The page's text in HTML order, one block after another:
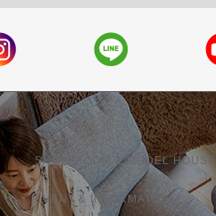
SHOW ROOM & MODEL HOUSE
EVENT & INFORMATION